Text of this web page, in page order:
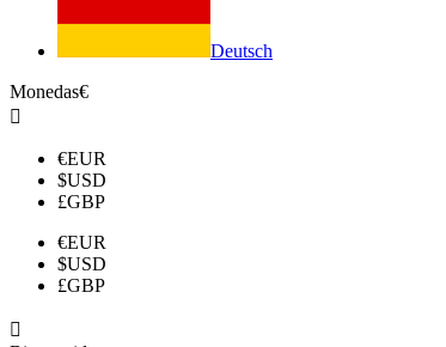
Deutsch
Monedas€

€EUR
$USD
£GBP
€EUR
$USD
£GBP
